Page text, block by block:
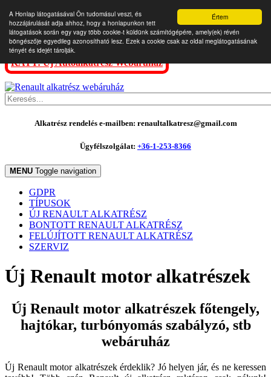
Értem
A Honlap látogatásával Ön tudomásul veszi, és
hozzájárulását adja ahhoz, hogy a honlapunkon tett
látogatások során egy vagy több cookie-t küldünk számítógépére, amely(ek) révén
böngészője egyedileg azonosítható lesz. Ezek a cookie csak az oldal meglátogatásának
tényét és idejét tárolják.
KATT: Új Autóalkatrész Webáruház
Alkatrész rendelés e-mailben: renaultalkatresz@gmail.com
Ügyfélszolgálat: +36-1-253-8366
MENU Toggle navigation
GDPR
TÍPUSOK
ÚJ RENAULT ALKATRÉSZ
BONTOTT RENAULT ALKATRÉSZ
FELÚJÍTOTT RENAULT ALKATRÉSZ
SZERVIZ
Új Renault motor alkatrészek
Új Renault motor alkatrészek főtengely,
hajtókar, turbónyomás szabályzó, stb
webáruház
Új Renault motor alkatrészek érdeklik? Jó helyen jár, és ne keressen